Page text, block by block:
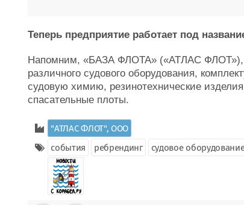
Журнал
Реклама
Теперь предприятие работает под
Напомним, «БАЗА ФЛОТА» («АТЛАС ФЛОТ»),
различного судового оборудования,
судовую химию, резинотехнические
спасательные плоты.
"АТЛАС ФЛОТ", ООО
события
ребрендинг судовое